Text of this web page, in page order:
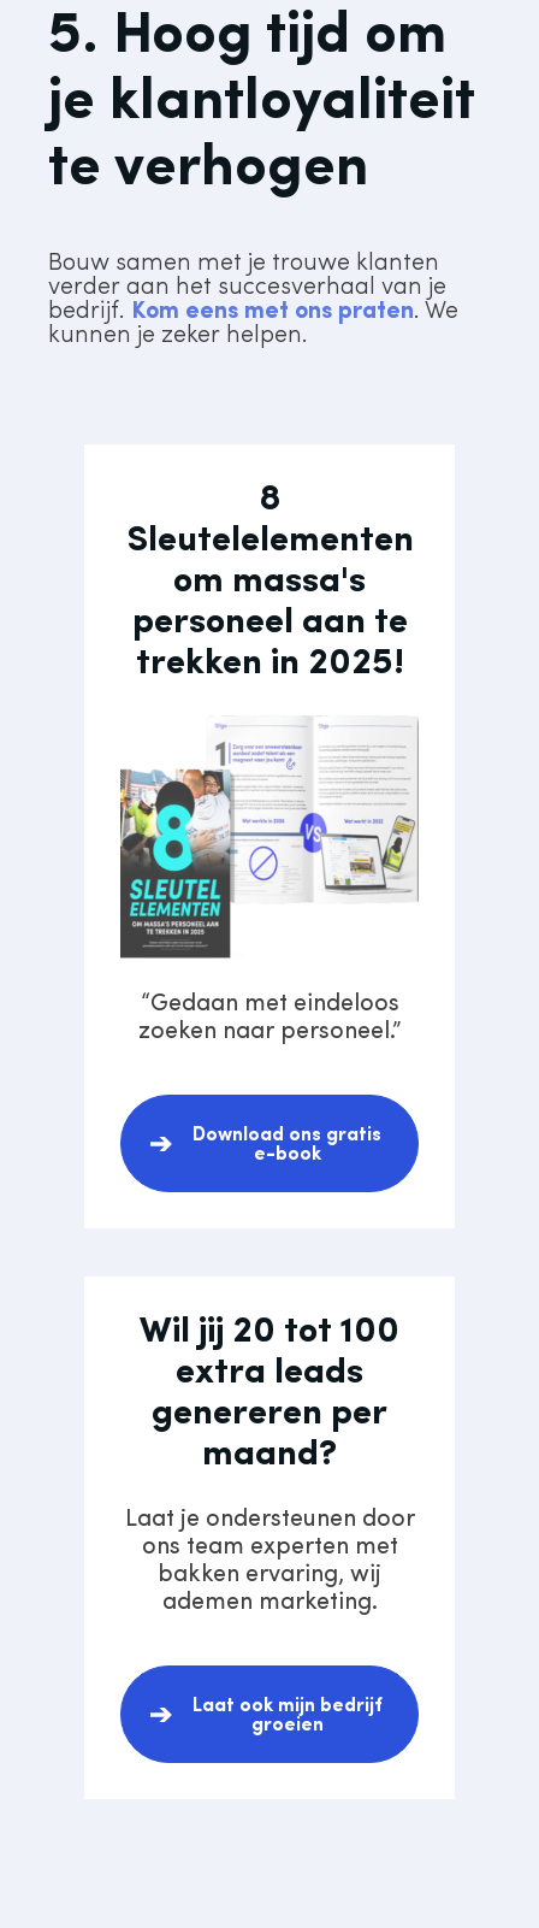
5. Hoog tijd om
je klantloyaliteit
te verhogen
Bouw samen met je trouwe klanten
verder aan het succesverhaal van je
bedrijf. Kom eens met ons praten. We
kunnen je zeker helpen.
8
Sleutelelementen
om massa's
personeel aan te
trekken in 2025!
“Gedaan met eindeloos
zoeken naar personeel.”
Download ons gratis
e-book
Wil jij 20 tot 100
extra leads
genereren per
maand?
Laat je ondersteunen door
ons team experten met
bakken ervaring, wij
ademen marketing.
Laat ook mijn bedrijf
groeien